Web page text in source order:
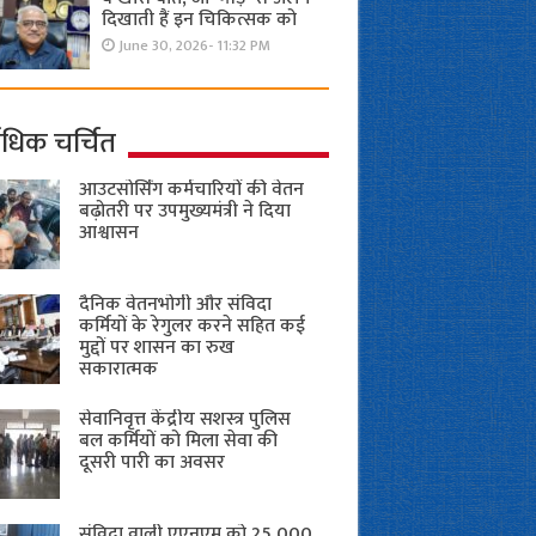
दिखाती हैं इन चिकित्सक को
June 30, 2026- 11:32 PM
चर्चित
आउटसोर्सिंग कर्मचारियों की वेतन
बढ़ोतरी पर उपमुख्यमंत्री ने दिया
आश्वासन
दैनिक वेतनभोगी और संविदा
कर्मियों के रेगुलर करने सहित कई
मुद्दों पर शासन का रुख
सकारात्मक
सेवानिवृत्त केंद्रीय सशस्त्र पुलिस
बल ​कर्मियों को मिला सेवा की
दूसरी पारी का अवसर